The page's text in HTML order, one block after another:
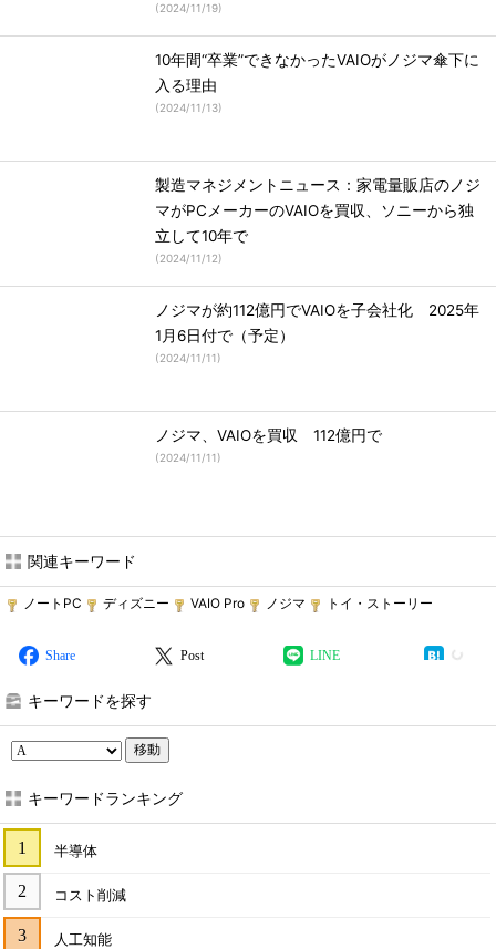
(2024/11/19)
10年間“卒業”できなかったVAIOがノジマ傘下に
入る理由
(2024/11/13)
製造マネジメントニュース：家電量販店のノジ
マがPCメーカーのVAIOを買収、ソニーから独
立して10年で
(2024/11/12)
ノジマが約112億円でVAIOを子会社化 2025年
1月6日付で（予定）
(2024/11/11)
ノジマ、VAIOを買収 112億円で
(2024/11/11)
関連キーワード
ノートPC ディズニー VAIO Pro ノジマ トイ・ストーリー
Share Post LINE
キーワードを探す
移動
キーワードランキング
半導体
コスト削減
人工知能